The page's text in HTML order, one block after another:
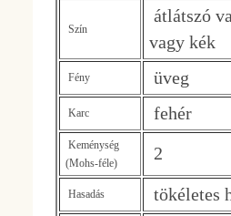
Szín
átlátszó
vagy kék
Fény üveg
Karc fehér
Keménység
(Mohs-féle)
2
Hasadás tökéletes